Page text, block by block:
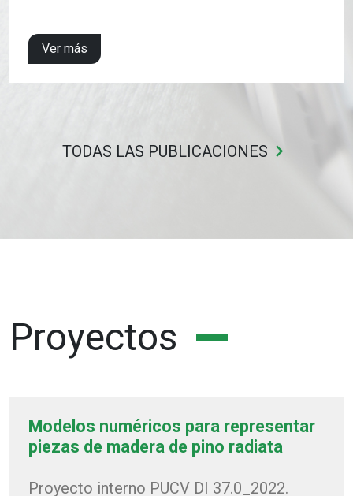
Ver más
TODAS LAS PUBLICACIONES keyboard_arrow_right
Proyectos
Modelos numéricos para representar
piezas de madera de pino radiata
Proyecto interno PUCV DI 37.0_2022.